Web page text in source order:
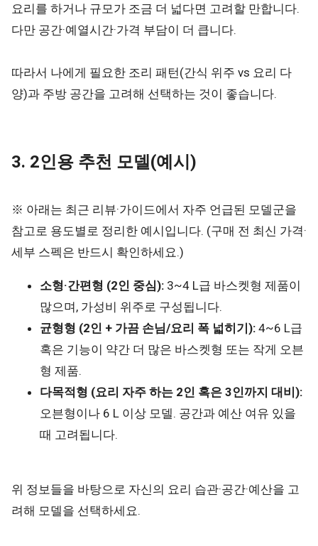
요리를 하거나 규모가 조금 더 넓다면 고려할 만합니다.
다만 공간·예열시간·가격 부담이 더 큽니다.
따라서 나에게 필요한 조리 패턴(간식 위주 vs 요리 다
양)과 주방 공간을 고려해 선택하는 것이 좋습니다.
3. 2인용 추천 모델(예시)
※ 아래는 최근 리뷰·가이드에서 자주 언급된 모델군을
참고로 용도별로 정리한 예시입니다. (구매 전 최신 가격·
세부 스펙은 반드시 확인하세요.)
소형·간편형 (2인 중심): 3~4 L급 바스켓형 제품이
많으며, 가성비 위주로 구성됩니다.
균형형 (2인 + 가끔 손님/요리 폭 넓히기): 4~6 L급
혹은 기능이 약간 더 많은 바스켓형 또는 작게 오븐
형 제품.
다목적형 (요리 자주 하는 2인 혹은 3인까지 대비):
오븐형이나 6 L 이상 모델. 공간과 예산 여유 있을
때 고려됩니다.
위 정보들을 바탕으로 자신의 요리 습관·공간·예산을 고
려해 모델을 선택하세요.